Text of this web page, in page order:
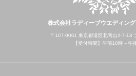
株式会社ラディーブウエディン
〒107-0061 東京都港区北青山2-7-13
【受付時間】午前10時～午